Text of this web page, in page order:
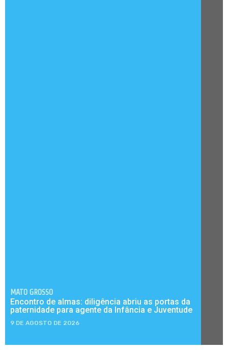
MATO GROSSO
Encontro de almas: diligência abriu as portas da
paternidade para agente da Infância e Juventude
9 DE AGOSTO DE 2026